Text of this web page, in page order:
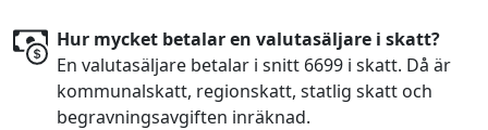
Hur mycket betalar en valutasäljare i skatt?
En valutasäljare betalar i snitt 6699 i skatt. Då är
kommunalskatt, regionskatt, statlig skatt och
begravningsavgiften inräknad.